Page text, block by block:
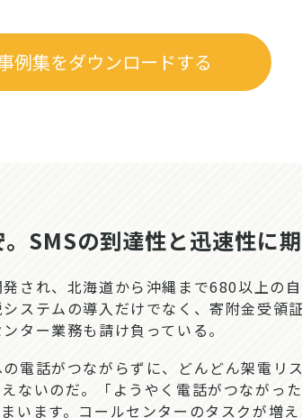
例集をダウンロードする
SMSの到達性と迅速性に
され、北海道から沖縄まで680以上の
ステムの導入だけでなく、寄附金受領
ター業務も請け負っている。
電話がつながらずに、どんどん架電リ
ないのだ。「ようやく電話がつながっ
います。コールセンターのタスクが増